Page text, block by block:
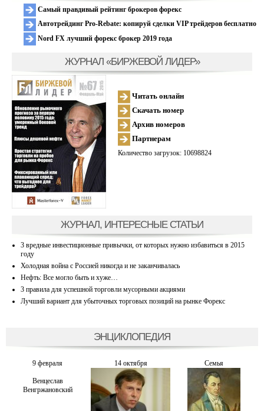
Самый правдивый рейтинг брокеров форекс
Автотрейдинг Pro-Rebate: копируй сделки VIP трейдеров бесплатно
Nord FX лучший форекс брокер 2019 года
ЖУРНАЛ «БИРЖЕВОЙ ЛИДЕР»
Читать онлайн
Скачать номер
Архив номеров
Партнерам
Количество загрузок: 10698824
ЖУРНАЛ, ИНТЕРЕСНЫЕ СТАТЬИ
3 вредные инвестиционные привычки, от которых нужно избавиться в 2015
году
Холодная война с Россией никогда и не заканчивалась
Нефть: Все могло быть и хуже…
3 правила для успешной торговли мусорными акциями
Лучший вариант для убыточных торговых позиций на рынке Форекс
ЭНЦИКЛОПЕДИЯ
9 февраля 14 октября Семья
Венцеслав
Венгржановский